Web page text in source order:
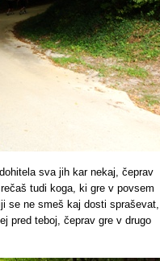
sva jih kar nekaj, čeprav
tudi koga, ki gre v povsem
se ne smeš kaj dosti spraševat,
pred teboj, čeprav gre v drugo